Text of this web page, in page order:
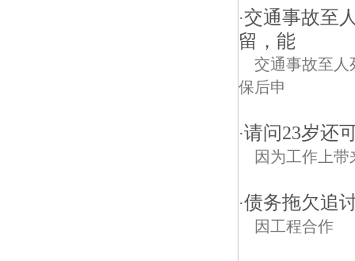
·交通事故至
留，能
交通事故至人
保后申
·请问23岁还
因为工作上
·债务拖欠追
因工程合作